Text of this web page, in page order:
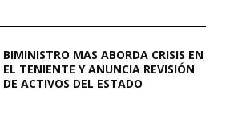
BIMINISTRO MAS ABORDA CRISIS EN
EL TENIENTE Y ANUNCIA REVISIÓN
DE ACTIVOS DEL ESTADO